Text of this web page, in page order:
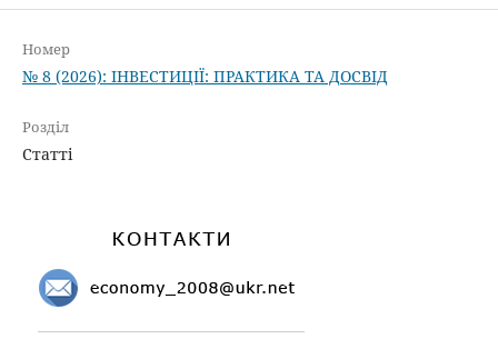
Номер
№ 8 (2026): ІНВЕСТИЦІЇ: ПРАКТИКА ТА ДОСВІД
Розділ
Статті